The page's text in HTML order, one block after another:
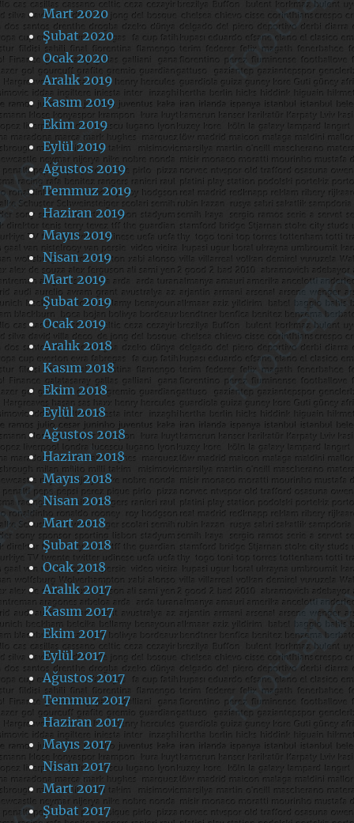
Mart 2020
Şubat 2020
Ocak 2020
Aralık 2019
Kasım 2019
Ekim 2019
Eylül 2019
Ağustos 2019
Temmuz 2019
Haziran 2019
Mayıs 2019
Nisan 2019
Mart 2019
Şubat 2019
Ocak 2019
Aralık 2018
Kasım 2018
Ekim 2018
Eylül 2018
Ağustos 2018
Haziran 2018
Mayıs 2018
Nisan 2018
Mart 2018
Şubat 2018
Ocak 2018
Aralık 2017
Kasım 2017
Ekim 2017
Eylül 2017
Ağustos 2017
Temmuz 2017
Haziran 2017
Mayıs 2017
Nisan 2017
Mart 2017
Şubat 2017